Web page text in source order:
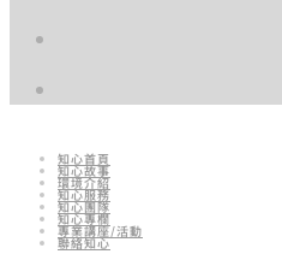
知心首頁
知心故事
環境介紹
知心服務
知心團隊
知心專欄
專業講座/活動
聯絡知心